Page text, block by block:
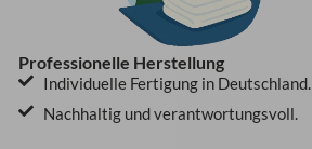
Professionelle Herstellung
Individuelle Fertigung in Deutschland.
Nachhaltig und verantwortungsvoll.